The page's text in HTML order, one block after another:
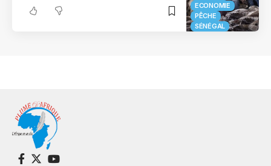
ECONOMIE
PÊCHE
SÉNÉGAL